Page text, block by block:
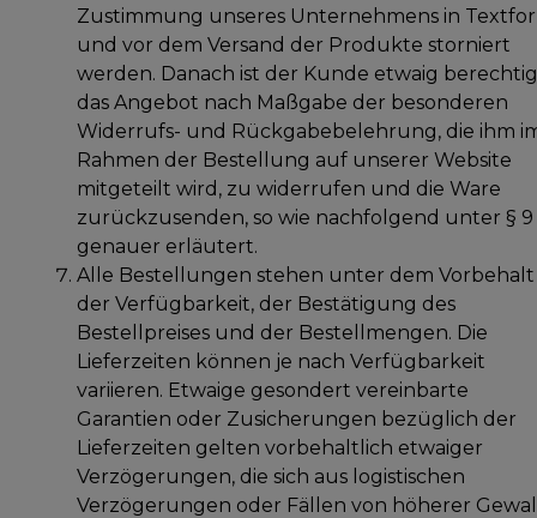
Zustimmung unseres Unternehmens in
und vor dem Versand der Produkte storniert
werden. Danach ist der Kunde etwaig
das Angebot nach Maßgabe der besonderen
Widerrufs- und Rückgabebelehrung, die ihm
Rahmen der Bestellung auf unserer Website
mitgeteilt wird, zu widerrufen und die Ware
zurückzusenden, so wie nachfolgend unter § 9
genauer erläutert.
Alle Bestellungen stehen unter dem Vorbehalt
der Verfügbarkeit, der Bestätigung des
Bestellpreises und der Bestellmengen. Die
Lieferzeiten können je nach Verfügbarkeit
variieren. Etwaige gesondert vereinbarte
Garantien oder Zusicherungen bezüglich der
Lieferzeiten gelten vorbehaltlich etwaiger
Verzögerungen, die sich aus logistischen
Verzögerungen oder Fällen von höherer